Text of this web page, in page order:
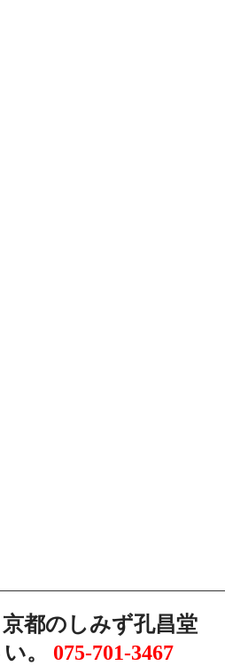
都のしみず孔昌堂
。 075-701-3467